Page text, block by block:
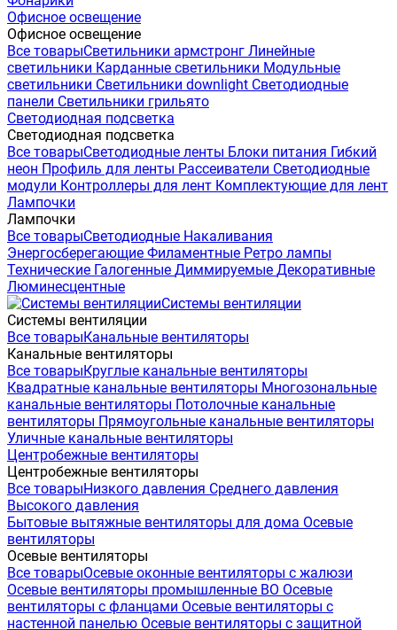
Офисное освещение
Офисное освещение
Все товарыСветильники армстронг Линейные
светильники Карданные светильники Модульные
светильники Светильники downlight Светодиодные
панели Светильники грильято
Светодиодная подсветка
Светодиодная подсветка
Все товарыСветодиодные ленты Блоки питания Гибкий
неон Профиль для ленты Рассеиватели Светодиодные
модули Контроллеры для лент Комплектующие для лент
Лампочки
Лампочки
Все товарыСветодиодные Накаливания
Энергосберегающие Филаментные Ретро лампы
Технические Галогенные Диммируемые Декоративные
Люминесцентные
Системы вентиляции
Системы вентиляции
Все товарыКанальные вентиляторы
Канальные вентиляторы
Все товарыКруглые канальные вентиляторы
Квадратные канальные вентиляторы Многозональные
канальные вентиляторы Потолочные канальные
вентиляторы Прямоугольные канальные вентиляторы
Уличные канальные вентиляторы
Центробежные вентиляторы
Центробежные вентиляторы
Все товарыНизкого давления Среднего давления
Высокого давления
Бытовые вытяжные вентиляторы для дома Осевые
вентиляторы
Осевые вентиляторы
Все товарыОсевые оконные вентиляторы с жалюзи
Осевые вентиляторы промышленные ВО Осевые
вентиляторы с фланцами Осевые вентиляторы с
настенной панелью Осевые вентиляторы с защитной